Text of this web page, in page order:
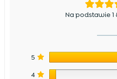
Na podstawie 1
5
4